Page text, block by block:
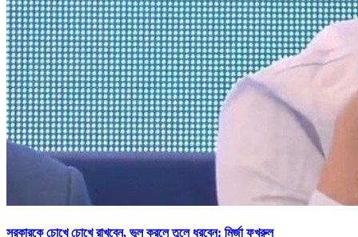
সরকারকে চোখে চোখে রাখবেন, ভুল করলে তুলে ধরবেন: মির্জা ফখরুল